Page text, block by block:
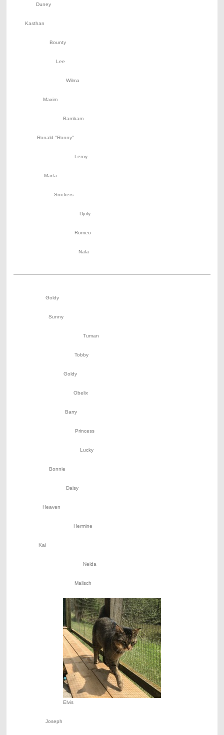
Duney
Kasthan
Bounty
Lee
Wilma
Maxim
Bambam
Ronald "Ronny"
Leroy
Marta
Snickers
Djuly
Romeo
Nala
Goldy
Sunny
Tuman
Tobby
Goldy
Obelix
Barry
Princess
Lucky
Bonnie
Daisy
Heaven
Hermine
Kai
Neida
Malisch
Elvis
Joseph